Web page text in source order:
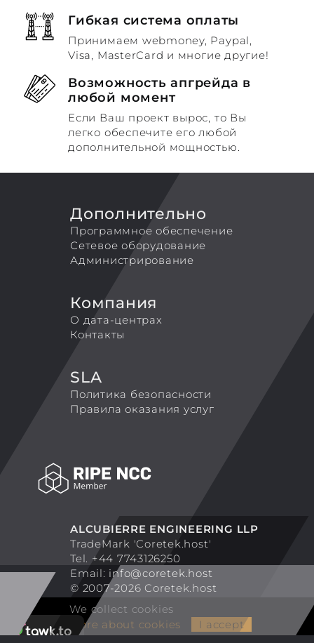
Гибкая система оплаты
Принимаем webmoney, Paypal,
Visa, MasterCard и многие другие!
Возможность апгрейда в
любой момент
Если Ваш проект вырос, то Вы
легко обеспечите его любой
дополнительной мощностью.
ALCUBIERRE ENGINEERING LLP
TradeMark 'Coretek.host'
Tel. +44 7743126250
Email: info@coretek.host
© 2007-2026 Coretek.host
Дополнительно
Программное обеспечение
Сетевое оборудование
Администрирование
Компания
О дата-центрах
Контакты
SLA
Политика безопасности
Правила оказания услуг
We collect cookies
More about cookies
I accept